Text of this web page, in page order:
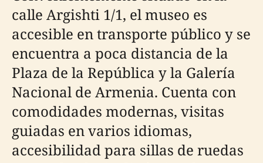
calle Argishti 1/1, el museo es
accesible en transporte público y se
encuentra a poca distancia de la
Plaza de la República y la Galería
Nacional de Armenia. Cuenta con
comodidades modernas, visitas
guiadas en varios idiomas,
accesibilidad para sillas de ruedas